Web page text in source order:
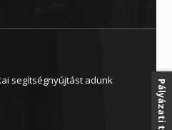
segítségnyújtást adunk